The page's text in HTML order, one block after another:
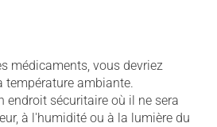
médicaments, vous devriez
température ambiante.
endroit sécuritaire où il ne sera
à l'humidité ou à la lumière du